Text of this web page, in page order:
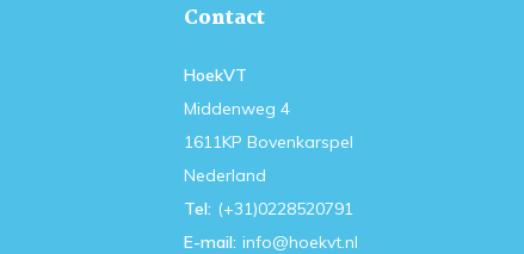
Contact
HoekVT
Middenweg 4
1611KP Bovenkarspel
Nederland
Tel: (+31)0228520791
E-mail: info@hoekvt.nl